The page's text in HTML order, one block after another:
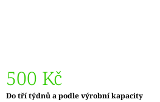
500 Kč
Měrná
Do tří týdnů a podle výrobní kapacity